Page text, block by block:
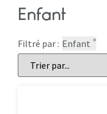
Enfant
Filtré par : Enfant ×